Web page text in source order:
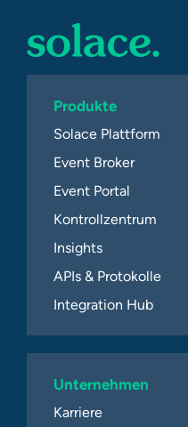
Produkte
Solace Plattform
Event Broker
Event Portal
Kontrollzentrum
Insights
APIs & Protokolle
Integration Hub
Unternehmen
Karriere